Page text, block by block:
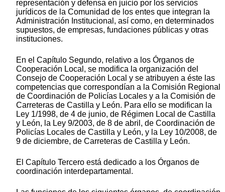
representación y defensa en juicio por los servicios
jurídicos de la Comunidad de los entes que integran la
Administración Institucional, así como, en determinados
supuestos, de empresas, fundaciones públicas y otras
instituciones.
En el Capítulo Segundo, relativo a los Órganos de
Cooperación Local, se modifica la organización del
Consejo de Cooperación Local y se atribuyen a éste las
competencias que correspondían a la Comisión Regional
de Coordinación de Policías Locales y a la Comisión de
Carreteras de Castilla y León. Para ello se modifican la
Ley 1/1998, de 4 de junio, de Régimen Local de Castilla
y León, la Ley 9/2003, de 8 de abril, de Coordinación de
Policías Locales de Castilla y León, y la Ley 10/2008, de
9 de diciembre, de Carreteras de Castilla y León.
El Capítulo Tercero está dedicado a los Órganos de
coordinación interdepartamental.